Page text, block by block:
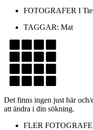
FOTOGRAFER I
TAGGAR: Mat
Det finns ingen just här
att ändra i din sökning.
FLER